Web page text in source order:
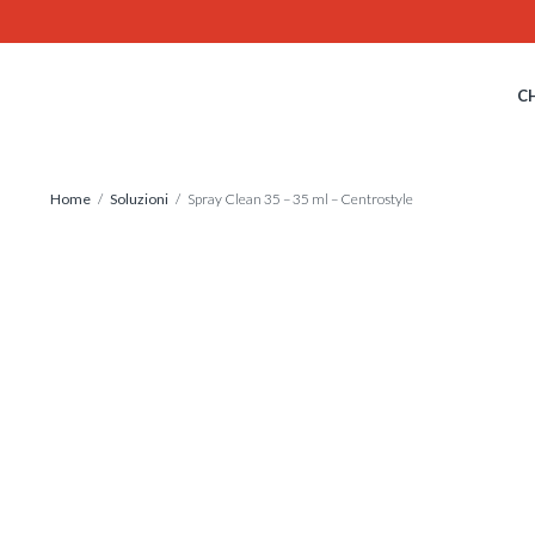
Home / Soluzioni / Spray Clean 35 – 35 ml – Centrostyle